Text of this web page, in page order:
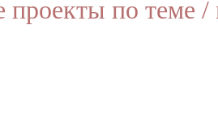
проекты по теме /